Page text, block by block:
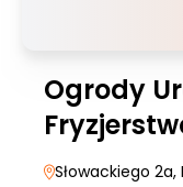
Ogrody
Słowackiego 2a,